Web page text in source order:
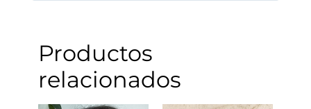
Productos
relacionados